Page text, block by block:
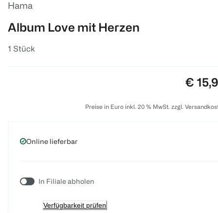
Hama
Album Love mit Herzen
1 Stück
Preis:
€
Preise in Euro inkl. 20 % MwSt. zzgl.
Online lieferbar
In Filiale abholen
Verfügbarkeit prüfen